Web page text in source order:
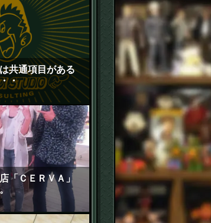
共通項目がある
・
「ＣＥＲＶＡ」